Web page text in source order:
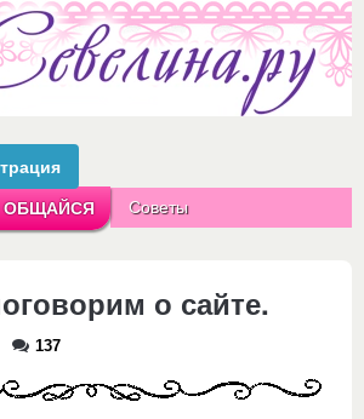
ОБЩАЙСЯ Советы
о сайте.
137